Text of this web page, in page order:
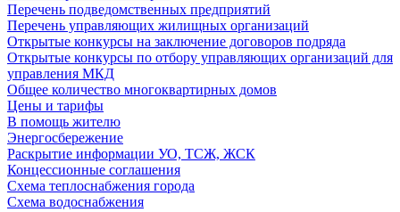
Перечень подведомственных предприятий
Перечень управляющих жилищных организаций
Открытые конкурсы на заключение договоров подряда
Открытые конкурсы по отбору управляющих организаций для
управления МКД
Общее количество многоквартирных домов
Цены и тарифы
В помощь жителю
Энергосбережение
Раскрытие информации УО, ТСЖ, ЖСК
Концессионные соглашения
Схема теплоснабжения города
Схема водоснабжения